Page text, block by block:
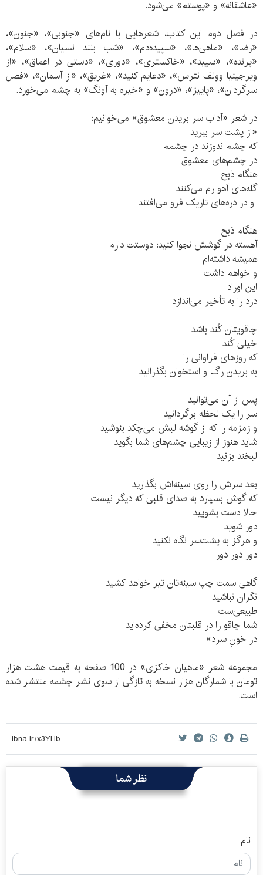
«عاشقانه» و «پوستم» می‌شود.
در فصل دوم این کتاب، شعرهایی با نام‌های «جنوبی»، «جنون»،
«رضا»، «ماهی‌ها»، «سپیده‌دم»، «شب بلند نسیان»، «سلام»،
«پرنده»، «سپید»، «خاکستری»، «دوری»، «دستی در اعماق»، «از
ویرجینیا وولف نترس»، «دعایم کنید»، «غریق»، «از آسمان»، «فصل
سرگردان»، «پاییز»، «درون» و «خیره به آونگ» به چشم می‌خورد.
در شعر «آداب سر بریدن معشوق» می‌خوانیم:
«از پشت سر ببرید
که چشم ندوزند در چشمم
در چشم‌های معشوق
هنگام ذبح
گله‌های آهو رم می‌کنند
و در دره‌های تاریک فرو می‌افتند
هنگام ذبح
آهسته در گوشش نجوا کنید: دوستت دارم
همیشه داشته‌ام
و خواهم داشت
این اوراد
درد را به تأخیر می‌اندازد
چاقویتان کُند باشد
خیلی کُند
که روزهای فراوانی را
به بریدن رگ و استخوان بگذرانید
پس از آن می‌توانید
سر را یک لحظه برگردانید
و زمزمه را که از گوشه لبش می‌چکد بنوشید
شاید هنوز از زیبایی چشم‌های شما بگوید
لبخند بزنید
بعد سرش را روی سینه‌اش بگذارید
که گوش بسپارد به صدای قلبی که دیگر نیست
حالا دست بشویید
دور شوید
و هرگز به پشت‌سر نگاه نکنید
دور دور دور
گاهی سمت چپ سینه‌تان تیر خواهد کشید
نگران نباشید
طبیعی‌ست
شما چاقو را در قلبتان مخفی کرده‌اید
در خونِ سرد»
مجموعه شعر «ماهیان خاکزی» در 100 صفحه به قیمت هشت هزار
تومان با شمارگان هزار نسخه به تازگی از سوی نشر چشمه منتشر شده
است.
نظر شما
نام